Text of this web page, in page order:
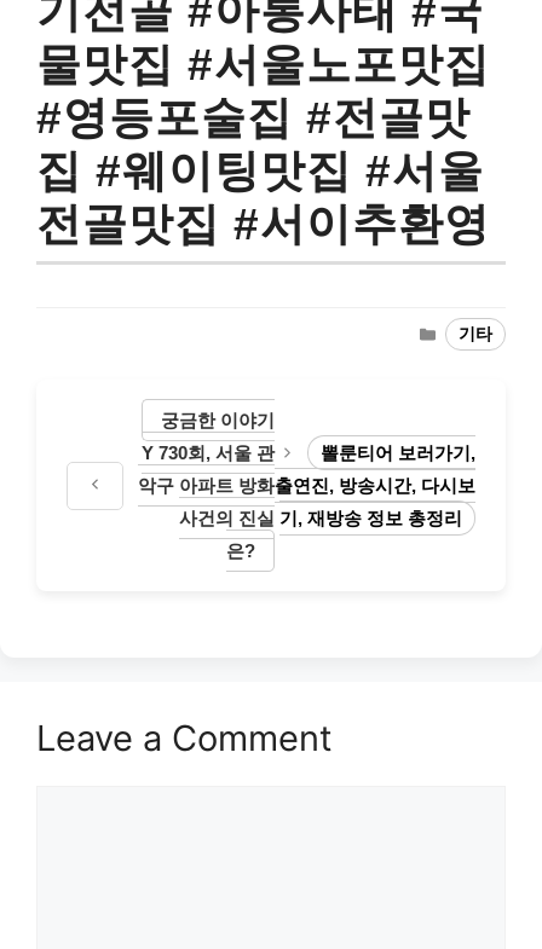
기전골 #아롱사태 #국
물맛집 #서울노포맛집
#영등포술집 #전골맛
집 #웨이팅맛집 #서울
전골맛집 #서이추환영
Categories
기타
궁금한 이야기
Y 730회, 서울 관
악구 아파트 방화
사건의 진실
은?
뽈룬티어 보러가기,
출연진, 방송시간, 다시보
기, 재방송 정보 총정리
Leave a Comment